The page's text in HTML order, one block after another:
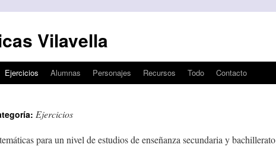
Vilavella
Ejercicios Alumnas Personajes Recursos Todo Contacto
Ejercicios
para un nivel de estudios de enseñanza secundaria y bachillerato